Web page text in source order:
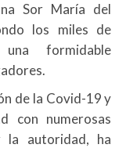
Sor María del
los miles de
formidable
de la Covid-19 y
con numerosas
la autoridad, ha